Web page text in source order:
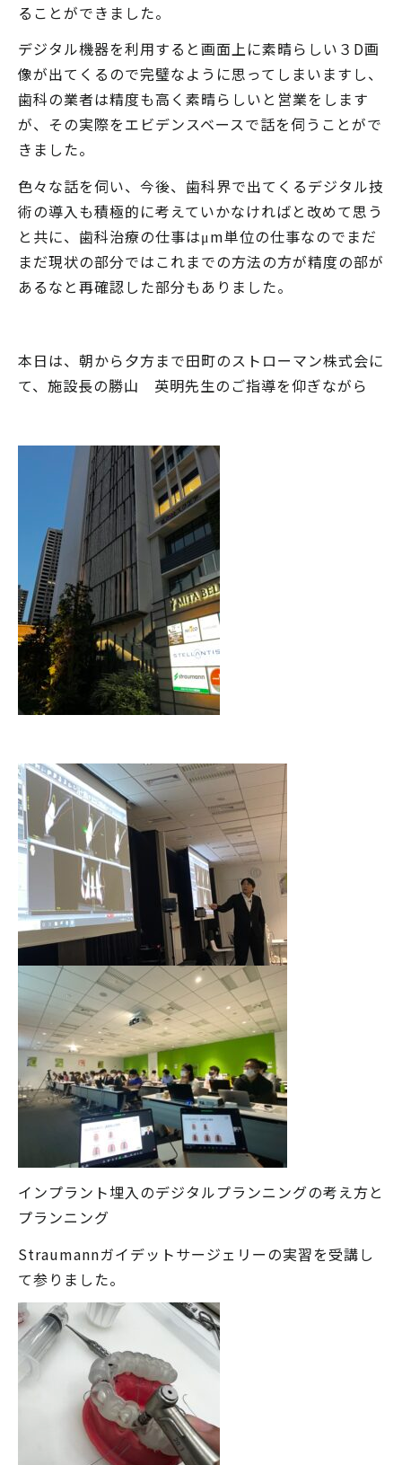
ることができました。
デジタル機器を利用すると画面上に素晴らしい３D画
像が出てくるので完璧なように思ってしまいますし、
歯科の業者は精度も高く素晴らしいと営業をします
が、その実際をエビデンスベースで話を伺うことがで
きました。
色々な話を伺い、今後、歯科界で出てくるデジタル技
術の導入も積極的に考えていかなければと改めて思う
と共に、歯科治療の仕事はμm単位の仕事なのでまだ
まだ現状の部分ではこれまでの方法の方が精度の部が
あるなと再確認した部分もありました。
本日は、朝から夕方まで田町のストローマン株式会に
て、施設長の勝山 英明先生のご指導を仰ぎながら
インプラント埋入のデジタルプランニングの考え方と
プランニング
Straumannガイデットサージェリーの実習を受講し
て参りました。